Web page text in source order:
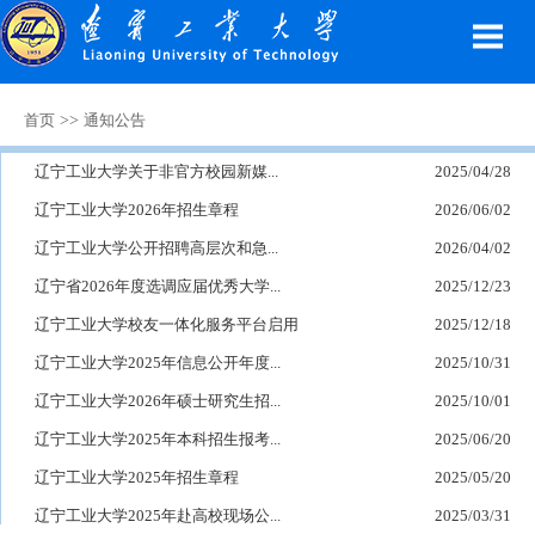
首页 >> 通知公告
辽宁工业大学关于非官方校园新媒... 2025/04/28
辽宁工业大学2026年招生章程 2026/06/02
辽宁工业大学公开招聘高层次和急... 2026/04/02
辽宁省2026年度选调应届优秀大学... 2025/12/23
辽宁工业大学校友一体化服务平台启用 2025/12/18
辽宁工业大学2025年信息公开年度... 2025/10/31
辽宁工业大学2026年硕士研究生招... 2025/10/01
辽宁工业大学2025年本科招生报考... 2025/06/20
辽宁工业大学2025年招生章程 2025/05/20
辽宁工业大学2025年赴高校现场公... 2025/03/31